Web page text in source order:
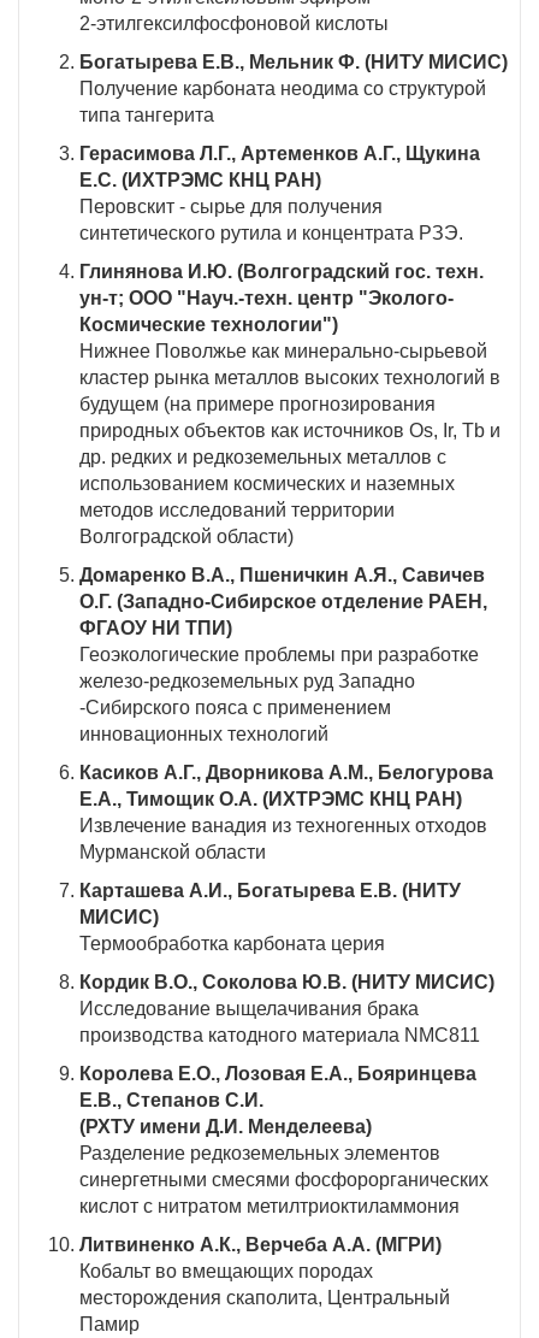
2-этилгексилфосфоновой кислоты
Богатырева Е.В., Мельник Ф. (НИТУ МИСИС)
Получение карбоната неодима со структурой
типа тангерита
Герасимова Л.Г., Артеменков А.Г., Щукина
Е.С. (ИХТРЭМС КНЦ РАН)
Перовскит - сырье для получения
синтетического рутила и концентрата РЗЭ.
Глинянова И.Ю. (Волгоградский гос. техн.
ун-т; ООО "Науч.-техн. центр "Эколого-
Космические технологии")
Нижнее Поволжье как минерально-сырьевой
кластер рынка металлов высоких технологий в
будущем (на примере прогнозирования
природных объектов как источников Os, Ir, Tb и
др. редких и редкоземельных металлов с
использованием космических и наземных
методов исследований территории
Волгоградской области)
Домаренко В.А., Пшеничкин А.Я., Савичев
О.Г. (Западно-Сибирское отделение РАЕН,
ФГАОУ НИ ТПИ)
Геоэкологические проблемы при разработке
железо-редкоземельных руд Западно
-Сибирского пояса с применением
инновационных технологий
Касиков А.Г., Дворникова А.М., Белогурова
Е.А., Тимощик О.А. (ИХТРЭМС КНЦ РАН)
Извлечение ванадия из техногенных отходов
Мурманской области
Карташева А.И., Богатырева Е.В. (НИТУ
МИСИС)
Термообработка карбоната церия
Кордик В.О., Соколова Ю.В. (НИТУ МИСИС)
Исследование выщелачивания брака
производства катодного материала NMC811
Королева Е.О., Лозовая Е.А., Бояринцева
Е.В., Степанов С.И.
(РХТУ имени Д.И. Менделеева)
Разделение редкоземельных элементов
синергетными смесями фосфорорганических
кислот с нитратом метилтриоктиламмония
Литвиненко А.К., Верчеба А.А. (МГРИ)
Кобальт во вмещающих породах
месторождения скаполита, Центральный
Памир